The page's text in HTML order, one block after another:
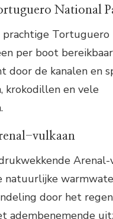
National
prachtige
per boot
door de kanalen en
krokodillen en vele
vulkaan
Arenal-
natuurlijke
door het
adembenemende